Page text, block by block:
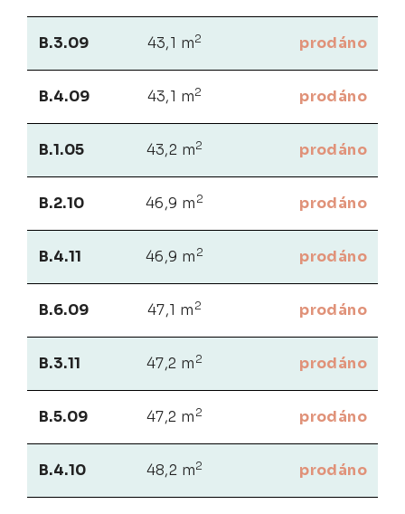
B.3.09 43,1 m2 prodáno
B.4.09 43,1 m2 prodáno
B.1.05 43,2 m2 prodáno
B.2.10 46,9 m 2 prodáno
B.4.11 46,9 m 2 prodáno
B.6.09 47,1 m 2 prodáno
B.3.11 47,2 m 2 prodáno
B.5.09 47,2 m 2 prodáno
B.4.10 48,2 m2 prodáno